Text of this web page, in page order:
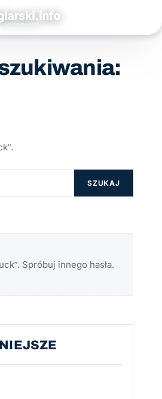
SZUKAJ
Spróbuj innego hasła.